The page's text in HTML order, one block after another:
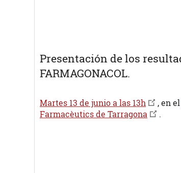
Presentación de los
FARMAGONACOL.
Martes 13 de junio a las 13h , en el
Farmacèutics de Tarragona
.